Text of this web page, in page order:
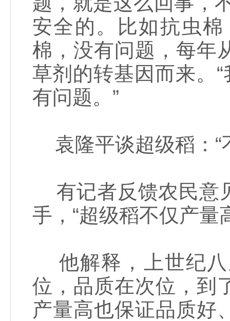
安全的。比如抗虫
棉，没有问题，每年
草剂的转基因而来。
有问题。”
袁隆平谈超级稻：“
有记者反馈农民意
手，“超级稻不仅产量
他解释，上世纪八
位，品质在次位，到
产量高也保证品质好